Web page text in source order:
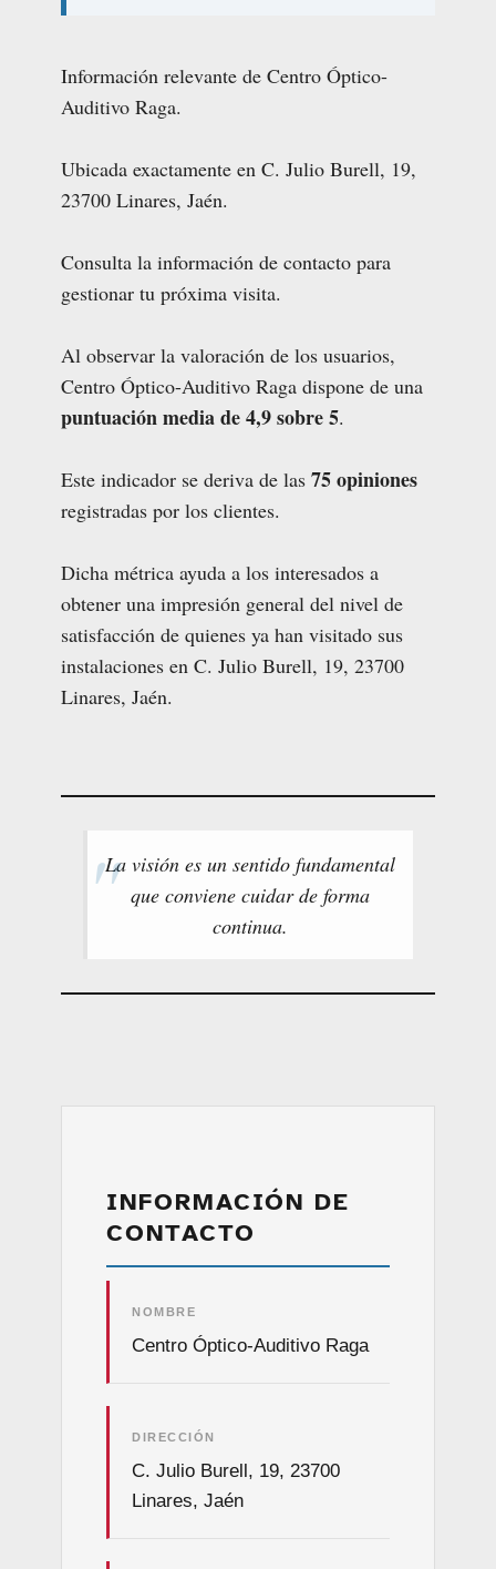
Información relevante de Centro Óptico-
Auditivo Raga.
Ubicada exactamente en C. Julio Burell, 19,
23700 Linares, Jaén.
Consulta la información de contacto para
gestionar tu próxima visita.
Al observar la valoración de los usuarios,
Centro Óptico-Auditivo Raga dispone de una
puntuación media de 4,9 sobre 5.
Este indicador se deriva de las 75 opiniones
registradas por los clientes.
Dicha métrica ayuda a los interesados a
obtener una impresión general del nivel de
satisfacción de quienes ya han visitado sus
instalaciones en C. Julio Burell, 19, 23700
Linares, Jaén.
La visión es un sentido fundamental
que conviene cuidar de forma
continua.
INFORMACIÓN DE
CONTACTO
NOMBRE
Centro Óptico-Auditivo Raga
DIRECCIÓN
C. Julio Burell, 19, 23700
Linares, Jaén